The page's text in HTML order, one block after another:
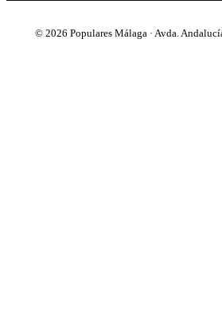
© 2026 Populares Málaga · Avda.